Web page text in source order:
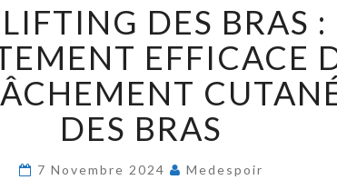
LIFTING
DES
BRAS
:
TRAITEMENT
EFFICACE
DES BRAS :
EFFICACE
DES BRAS
7 Novembre 2024 Medespoir